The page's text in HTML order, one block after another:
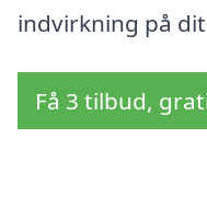
indvirkning på
Få 3 tilbud,